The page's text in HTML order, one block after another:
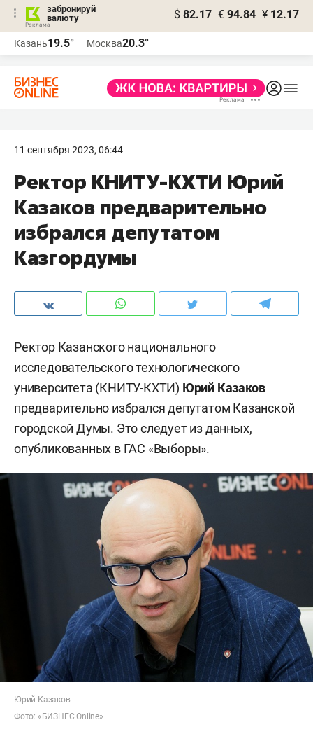
забронируй
валюту
$ 82.17 € 94.84 ¥ 12.17
Казань19.5° Москва20.3°
11 сентября 2023, 06:44
Ректор КНИТУ-КХТИ Юрий
Казаков предварительно
избрался депутатом
Казгордумы
Ректор Казанского национального
исследовательского технологического
университета (КНИТУ-КХТИ) Юрий Казаков
предварительно избрался депутатом Казанской
городской Думы. Это следует изданных,
опубликованных в ГАС «Выборы».
Юрий Казаков
Фото: «БИЗНЕС Online»